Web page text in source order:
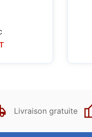
Livraison gratuite